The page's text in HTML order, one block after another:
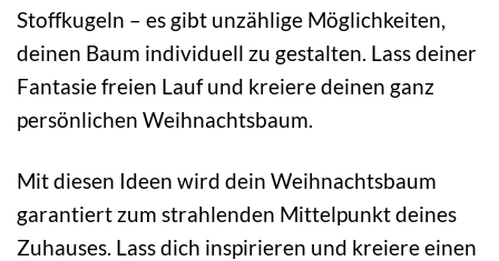
Stoffkugeln – es gibt unzählige Möglichkeiten,
deinen Baum individuell zu gestalten. Lass deiner
Fantasie freien Lauf und kreiere deinen ganz
persönlichen Weihnachtsbaum.
Mit diesen Ideen wird dein Weihnachtsbaum
garantiert zum strahlenden Mittelpunkt deines
Zuhauses. Lass dich inspirieren und kreiere einen